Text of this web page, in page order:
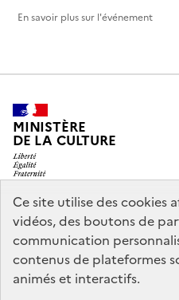
Ce site utilise des cookies
vidéos, des boutons de
communication
contenus de plateformes
animés et interactifs.
En savoir plus sur l'événement
MINISTÈRE
DE LA CULTURE
legifrance.gouv.fr
service-public.gouv.fr